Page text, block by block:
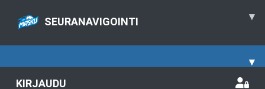
SEURANAVIGOINTI ▾
▾
KIRJAUDU